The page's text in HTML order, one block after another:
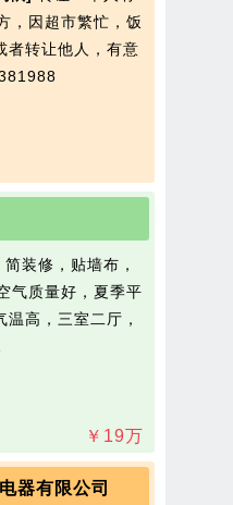
，因超市繁忙，饭
者转让他人，有意
简装修，贴墙布，
气质量好，夏季平
高，三室二厅，
￥ 19万
器有限公司